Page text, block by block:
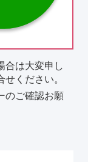
合は大変申し
ください。
のご確認お願